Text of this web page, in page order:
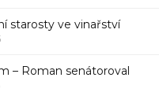
starosty ve vinařství
– Roman senátoroval